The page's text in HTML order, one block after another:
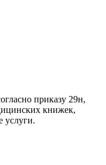
приказу 29н,
книжек,
услуги.